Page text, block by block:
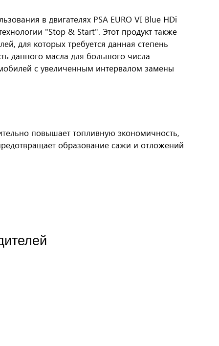
в двигателях PSA EURO VI Blue HDi
"Stop & Start". Этот продукт также
для которых требуется данная степень
данного масла для большого числа
с увеличенным интервалом замены
повышает топливную экономичность,
образование сажи и отложений